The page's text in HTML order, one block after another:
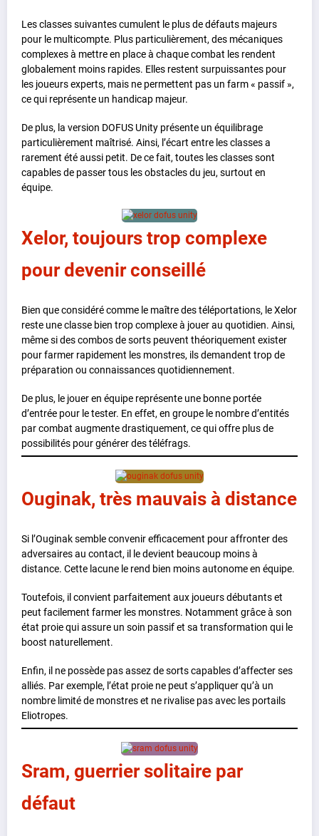
Les classes suivantes cumulent le plus de défauts majeurs
pour le multicompte. Plus particulièrement, des mécaniques
complexes à mettre en place à chaque combat les rendent
globalement moins rapides. Elles restent surpuissantes pour
les joueurs experts, mais ne permettent pas un farm « passif »,
ce qui représente un handicap majeur.
De plus, la version DOFUS Unity présente un équilibrage
particulièrement maîtrisé. Ainsi, l’écart entre les classes a
rarement été aussi petit. De ce fait, toutes les classes sont
capables de passer tous les obstacles du jeu, surtout en
équipe.
Xelor, toujours trop complexe
pour devenir conseillé
Bien que considéré comme le maître des téléportations, le Xelor
reste une classe bien trop complexe à jouer au quotidien. Ainsi,
même si des combos de sorts peuvent théoriquement exister
pour farmer rapidement les monstres, ils demandent trop de
préparation ou connaissances quotidiennement.
De plus, le jouer en équipe représente une bonne portée
d’entrée pour le tester. En effet, en groupe le nombre d’entités
par combat augmente drastiquement, ce qui offre plus de
possibilités pour générer des téléfrags.
Ouginak, très mauvais à distance
Si l’Ouginak semble convenir efficacement pour affronter des
adversaires au contact, il le devient beaucoup moins à
distance. Cette lacune le rend bien moins autonome en équipe.
Toutefois, il convient parfaitement aux joueurs débutants et
peut facilement farmer les monstres. Notamment grâce à son
état proie qui assure un soin passif et sa transformation qui le
boost naturellement.
Enfin, il ne possède pas assez de sorts capables d’affecter ses
alliés. Par exemple, l’état proie ne peut s’appliquer qu’à un
nombre limité de monstres et ne rivalise pas avec les portails
Eliotropes.
Sram, guerrier solitaire par
défaut